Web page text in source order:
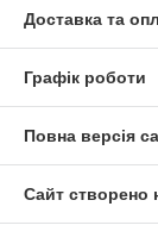
Доставка та
Графік роботи
Повна версія
Сайт створено